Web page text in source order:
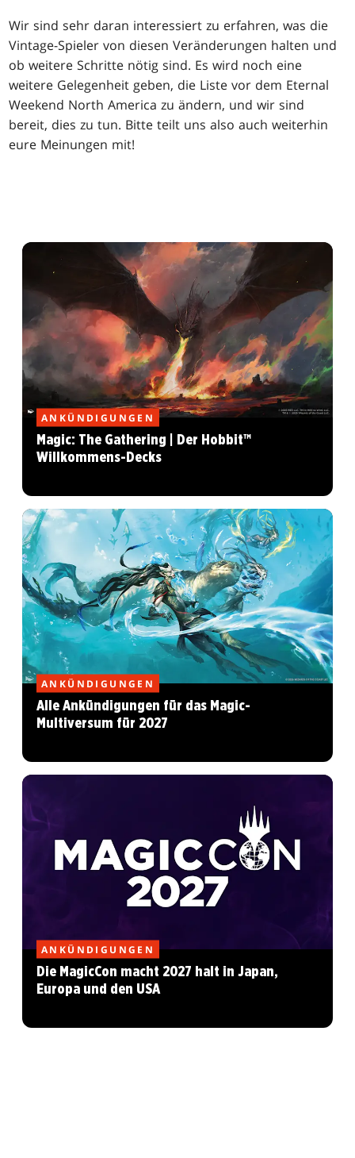
Wir sind sehr daran interessiert zu erfahren, was die
Vintage-Spieler von diesen Veränderungen halten und
ob weitere Schritte nötig sind. Es wird noch eine
weitere Gelegenheit geben, die Liste vor dem Eternal
Weekend North America zu ändern, und wir sind
bereit, dies zu tun. Bitte teilt uns also auch weiterhin
eure Meinungen mit!
ANKÜNDIGUNGEN
Magic: The Gathering | Der Hobbit™
Willkommens-Decks
ANKÜNDIGUNGEN
Alle Ankündigungen für das Magic-
Multiversum für 2027
ANKÜNDIGUNGEN
Die MagicCon macht 2027 halt in Japan,
Europa und den USA